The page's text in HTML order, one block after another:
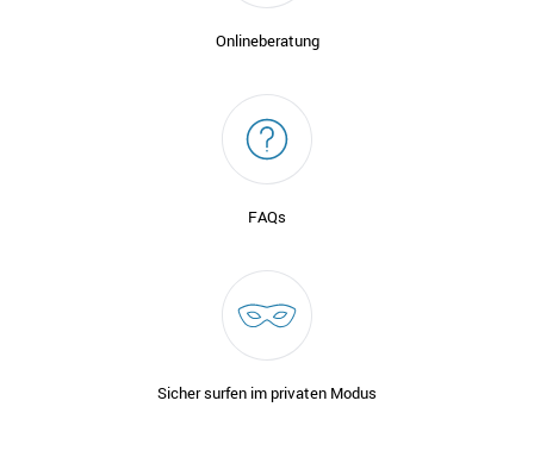
Onlineberatung
FAQs
Sicher surfen im privaten Modus